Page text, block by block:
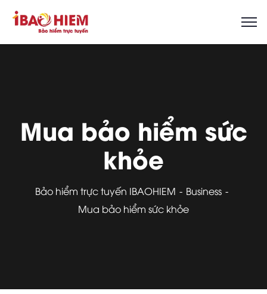
Mua bảo hiểm sức
khỏe
Bảo hiểm trực tuyến IBAOHIEM
Business
Mua bảo hiểm sức khỏe